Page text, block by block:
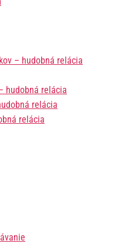
– hudobná relácia
hudobná relácia
relácia
relácia